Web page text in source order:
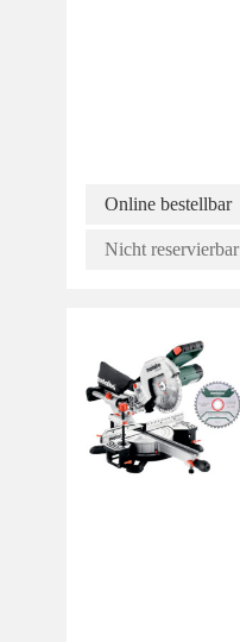
Online bestellbar
Nicht reservierbar